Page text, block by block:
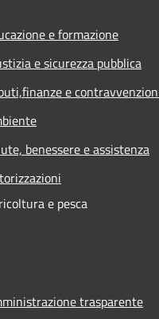
e formazione
e sicurezza pubblica
e
benessere e assistenza
e pesca
trasparente